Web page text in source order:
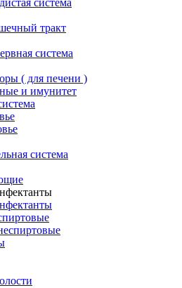
система
тракт
система
( для печени )
и имунитет
система